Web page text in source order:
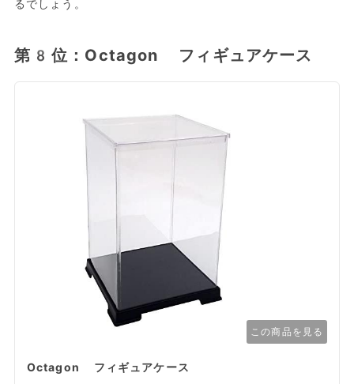
るでしょう。
第8位：Octagon フィギュアケース
この商品を見る
Octagon フィギュアケース